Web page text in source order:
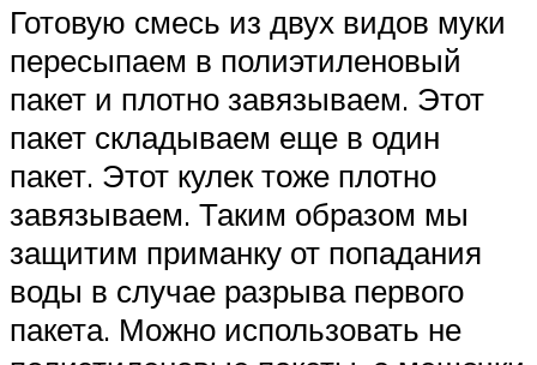
Готовую смесь из двух видов муки
пересыпаем в полиэтиленовый
пакет и плотно завязываем. Этот
пакет складываем еще в один
пакет. Этот кулек тоже плотно
завязываем. Таким образом мы
защитим приманку от попадания
воды в случае разрыва первого
пакета. Можно использовать не